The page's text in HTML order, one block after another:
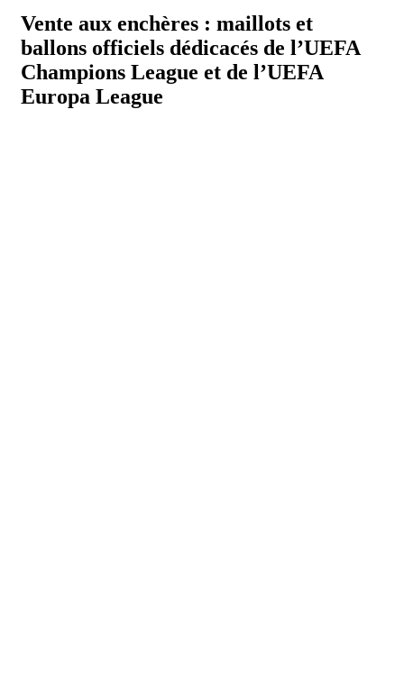
Vente aux enchères : maillots et
ballons officiels dédicacés de l’UEFA
Champions League et de l’UEFA
Europa League